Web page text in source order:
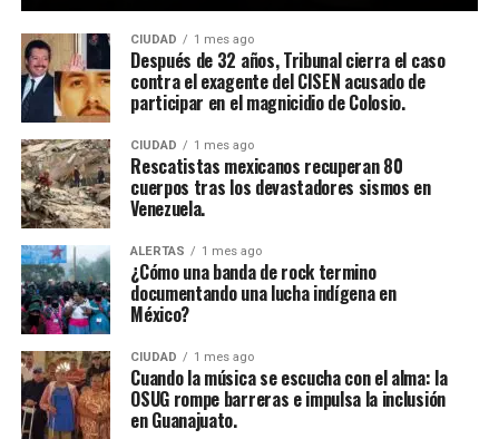
CIUDAD 1 mes ago
Después de 32 años, Tribunal cierra el caso
contra el exagente del CISEN acusado de
participar en el magnicidio de Colosio.
CIUDAD 1 mes ago
Rescatistas mexicanos recuperan 80
cuerpos tras los devastadores sismos en
Venezuela.
ALERTAS 1 mes ago
¿Cómo una banda de rock termino
documentando una lucha indígena en
México?
CIUDAD 1 mes ago
Cuando la música se escucha con el alma: la
OSUG rompe barreras e impulsa la inclusión
en Guanajuato.